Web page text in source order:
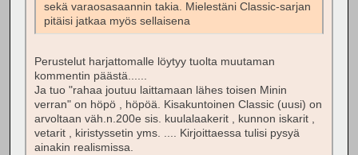
sekä varaosasaannin takia. Mielestäni Classic-sarjan
pitäisi jatkaa myös sellaisena
Perustelut harjattomalle löytyy tuolta muutaman
kommentin päästä......
Ja tuo "rahaa joutuu laittamaan lähes toisen Minin
verran" on höpö , höpöä. Kisakuntoinen Classic (uusi) on
arvoltaan väh.n.200e sis. kuulalaakerit , kunnon iskarit ,
vetarit , kiristyssetin yms. .... Kirjoittaessa tulisi pysyä
ainakin realismissa.